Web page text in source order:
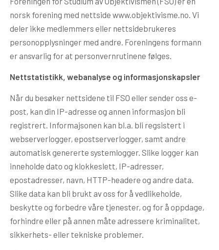
norsk forening med nettside www.objektivisme.no. Vi
deler ikke medlemmers eller nettsidebrukeres
personopplysninger med andre. Foreningens formann
er ansvarlig for at personvernrutinene følges.
Nettstatistikk, webanalyse og informasjonskapsler
Når du besøker nettsidene til FSO eller sender oss e-
post, kan din IP-adresse og annen informasjon bli
registrert. Informajsonen kan bl.a. bli regsistert i
webserverlogger, epostserverlogger, samt andre
automatisk genererte systemlogger. Slike logger kan
inneholde dato og klokkeslett, IP-adresser,
epostadresser, navn, HTTP-headere og andre data.
Slike data kan bli brukt av oss for å vedlikeholde,
beskytte og forbedre våre tjenester, og for å oppdage,
forhindre eller på annen måte adressere kriminalitet,
sikkerhets- eller tekniske problemer.